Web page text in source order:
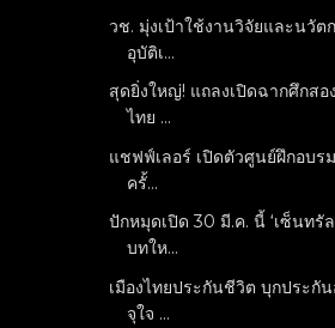
วช. มุ่งเป้าใช้งานวิจัยและนวัต
อุบัติเ...
สุดยิ่งใหญ่! แถลงเปิดฉากศึกสอ
ไทย ...
แชฟฟ์เลอร์ เปิดตัวศูนย์ฝึกอบร
ครั้...
ปักหมุดเปิด 30 มี.ค. นี้ ‘เซ็นทรั
บทให...
เมืองไทยประกันชีวิต บุกประกั
จุใจ ...